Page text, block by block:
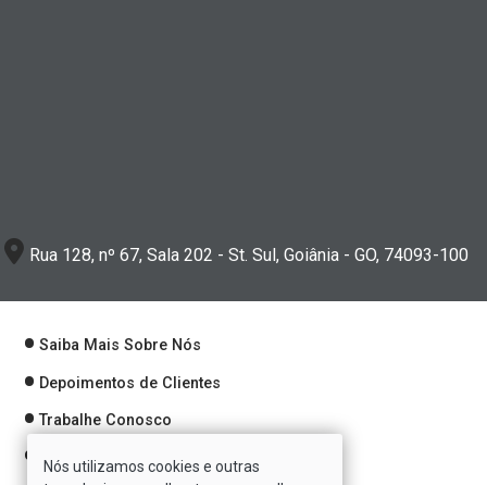
Rua 128, nº 67, Sala 202 - St. Sul, Goiânia - GO, 74093-100
Saiba Mais Sobre Nós
Depoimentos de Clientes
Trabalhe Conosco
Política de Privacidade
Nós utilizamos cookies e outras